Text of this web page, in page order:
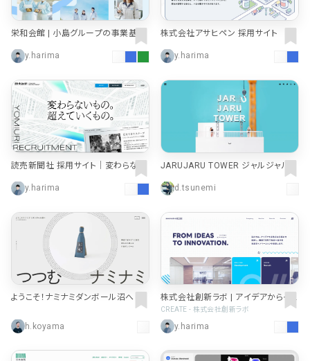
栄和会館 | 小島グループの事業基
盤・福利厚生を担う組織 | 愛知県豊
田市y.harima
株式会社アサヒペン 採用サイト
y.harima
読売新聞社 採用サイト｜変わらない
y.harima
JARUJARU TOWER ジャルジャルタ
d.tsunemi
ようこそ！ナミナミダンボール沼へ by
h.koyama
株式会社創新ラボ | アイデアからイノ
ベーションへ
CREATE - 株式会社創新ラボ
y.harima